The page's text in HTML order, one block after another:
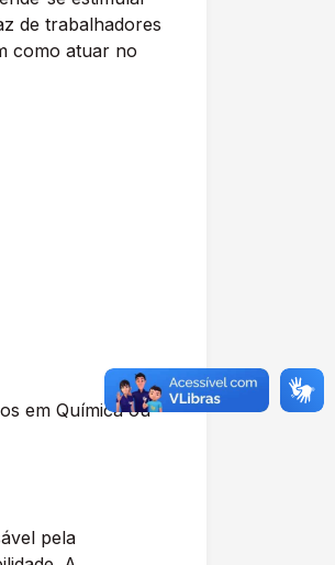
de trabalhadores
como atuar no
em Química ou
pela